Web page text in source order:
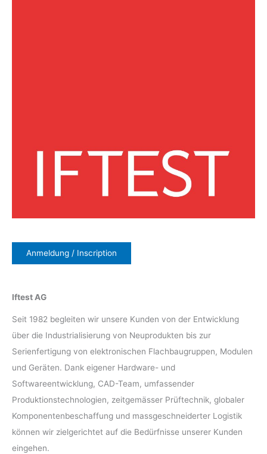
Anmeldung / Inscription
Iftest AG
Seit 1982 begleiten wir unsere Kunden von der Entwicklung
über die Industrialisierung von Neuprodukten bis zur
Serienfertigung von elektronischen Flachbaugruppen, Modulen
und Geräten. Dank eigener Hardware- und
Softwareentwicklung, CAD-Team, umfassender
Produktionstechnologien, zeitgemässer Prüftechnik, globaler
Komponentenbeschaffung und massgeschneiderter Logistik
können wir zielgerichtet auf die Bedürfnisse unserer Kunden
eingehen.